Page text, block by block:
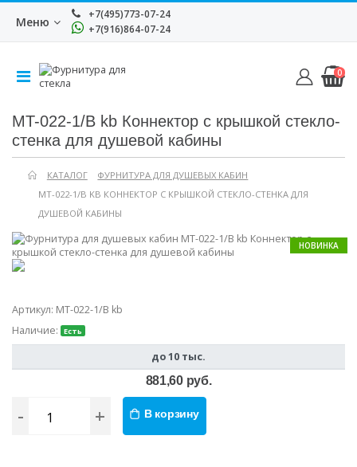
Меню
+7(495)773-07-24
+7(916)864-07-24
0
MT-022-1/B kb Коннектор с крышкой стекло-
стенка для душевой кабины
КАТАЛОГ
ФУРНИТУРА ДЛЯ ДУШЕВЫХ КАБИН
MT-022-1/B KB КОННЕКТОР С КРЫШКОЙ СТЕКЛО-СТЕНКА ДЛЯ
ДУШЕВОЙ КАБИНЫ
НОВИНКА
Артикул: MT-022-1/B kb
Наличие:
Есть
до 10 тыс.
881,60 руб.
- + В корзину